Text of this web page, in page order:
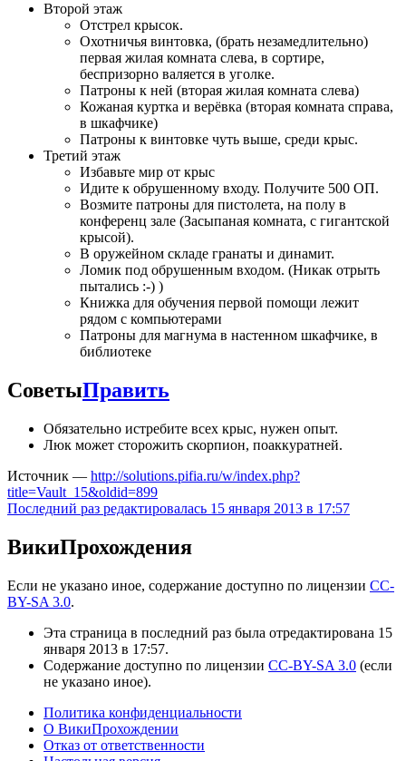
Второй этаж
Отстрел крысок.
Охотничья винтовка, (брать незамедлительно)
первая жилая комната слева, в сортире,
беспризорно валяется в уголке.
Патроны к ней (вторая жилая комната слева)
Кожаная куртка и верёвка (вторая комната справа,
в шкафчике)
Патроны к винтовке чуть выше, среди крыс.
Третий этаж
Избавьте мир от крыс
Идите к обрушенному входу. Получите 500 ОП.
Возмите патроны для пистолета, на полу в
конференц зале (Засыпаная комната, с гигантской
крысой).
В оружейном складе гранаты и динамит.
Ломик под обрушенным входом. (Никак отрыть
пытались :-) )
Книжка для обучения первой помощи лежит
рядом с компьютерами
Патроны для магнума в настенном шкафчике, в
библиотеке
СоветыПравить
Обязательно истребите всех крыс, нужен опыт.
Люк может сторожить скорпион, поаккуратней.
Источник — http://solutions.pifia.ru/w/index.php?
title=Vault_15&oldid=899
Последний раз редактировалась 15 января 2013 в 17:57
ВикиПрохождения
Если не указано иное, содержание доступно по лицензии CC-
BY-SA 3.0.
Эта страница в последний раз была отредактирована 15
января 2013 в 17:57.
Содержание доступно по лицензии CC-BY-SA 3.0 (если
не указано иное).
Политика конфиденциальности
О ВикиПрохождении
Отказ от ответственности